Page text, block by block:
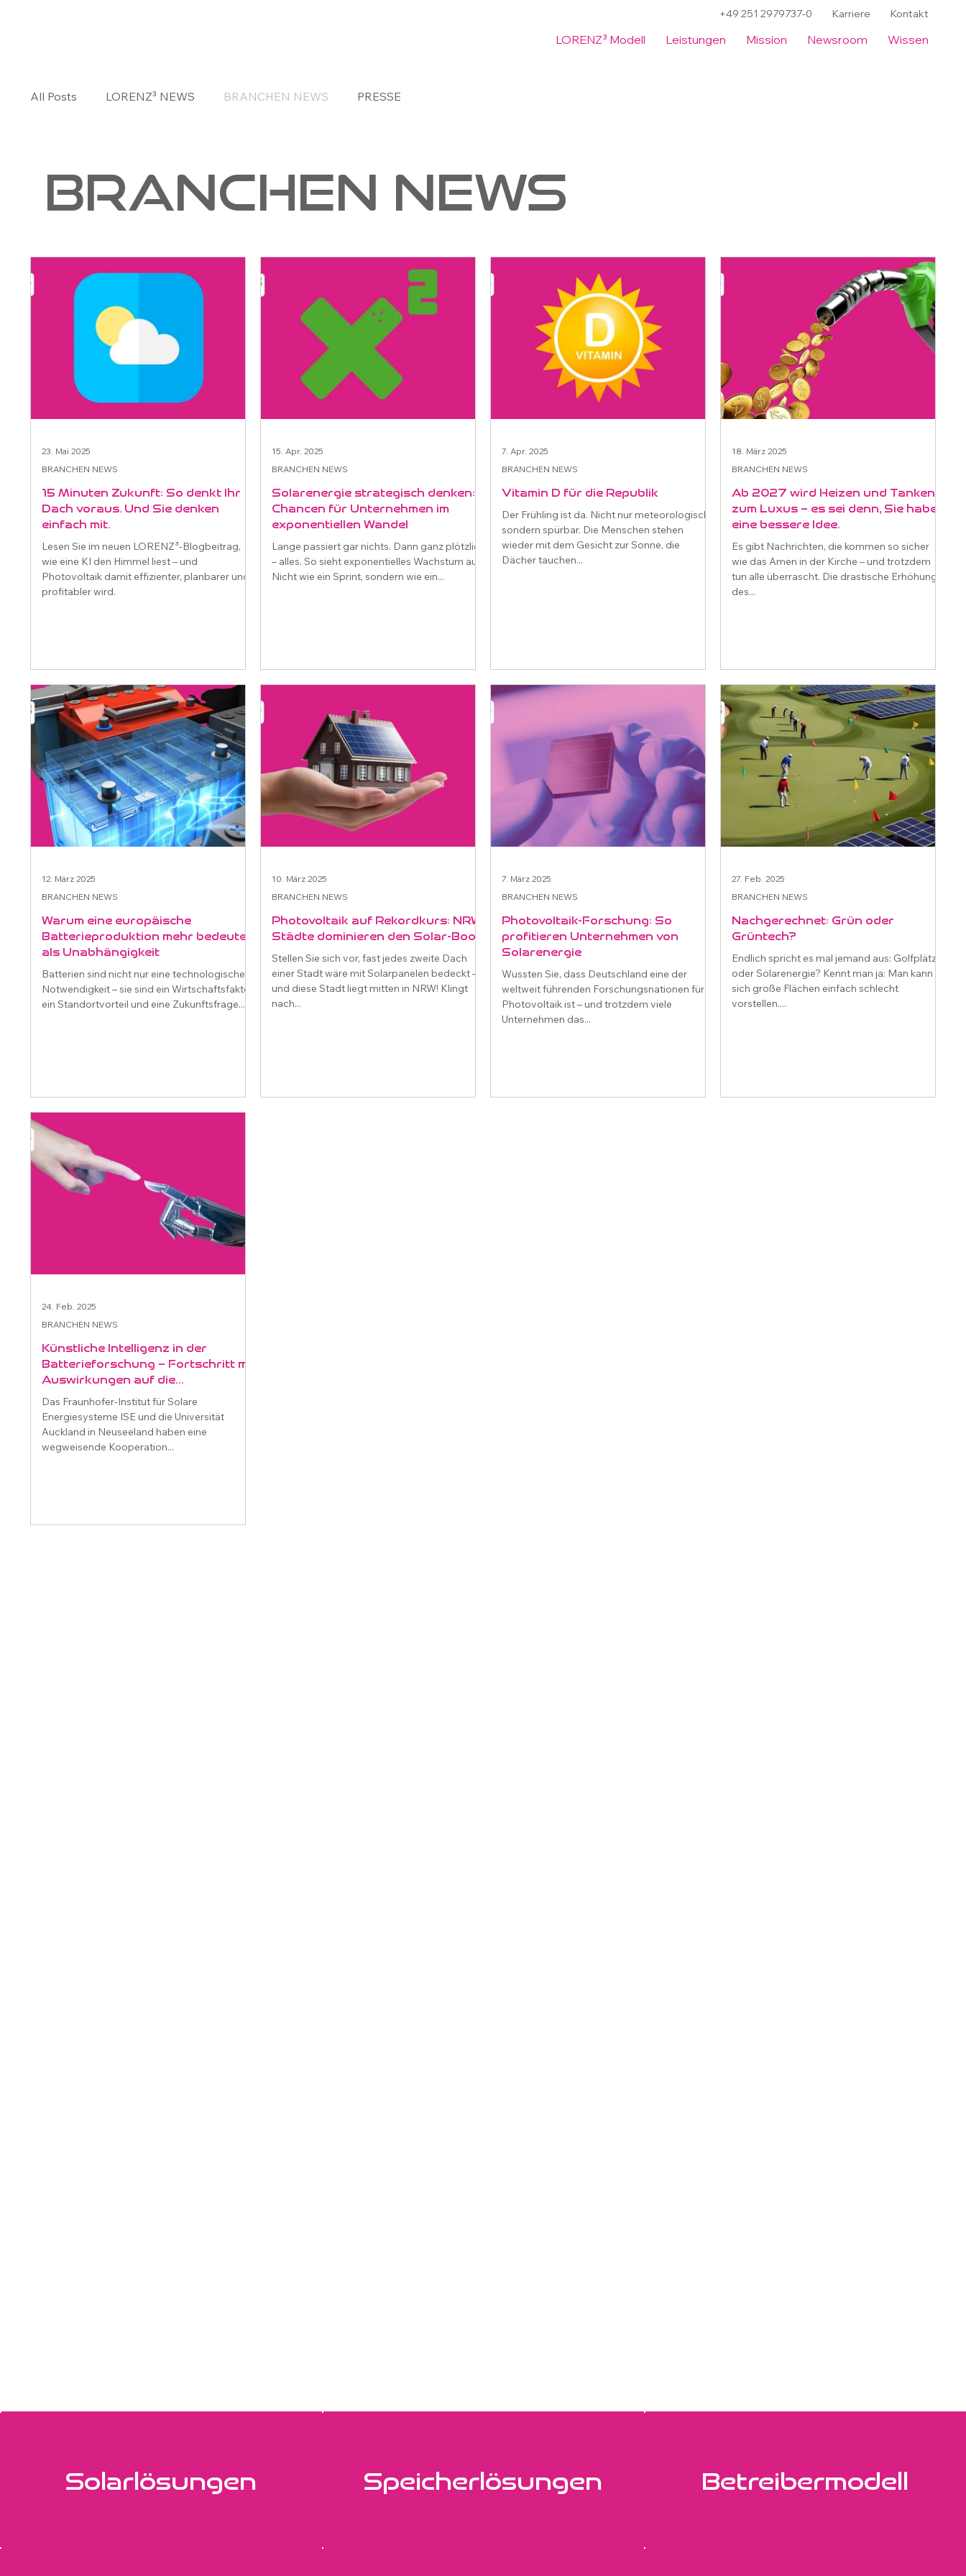
LORENZ³ Modell Leistungen Mission Newsroom Wissen
+49 251 2979737-0 Karriere Kontakt
Solarlösungen Speicherlösungen Betreibermodell
All Posts LORENZ³ NEWS BRANCHEN NEWS PRESSE
BRANCHEN NEWS
15 Minuten Zukunft: So denkt Ihr
Dach voraus. Und Sie denken
einfach mit.
Lesen Sie im neuen LORENZ³-Blogbeitrag,
wie eine KI den Himmel liest – und
Photovoltaik damit effizienter, planbarer und
profitabler wird.
BRANCHEN NEWS
23. Mai 2025
Solarenergie strategisch denken:
Chancen für Unternehmen im
exponentiellen Wandel
Lange passiert gar nichts. Dann ganz plötzlich
– alles. So sieht exponentielles Wachstum aus.
Nicht wie ein Sprint, sondern wie ein...
BRANCHEN NEWS
15. Apr. 2025
Vitamin D für die Republik
Der Frühling ist da. Nicht nur meteorologisch,
sondern spürbar. Die Menschen stehen
wieder mit dem Gesicht zur Sonne, die
Dächer tauchen...
BRANCHEN NEWS
7. Apr. 2025
Ab 2027 wird Heizen und Tanken
zum Luxus – es sei denn, Sie haben
eine bessere Idee.
Es gibt Nachrichten, die kommen so sicher
wie das Amen in der Kirche – und trotzdem
tun alle überrascht. Die drastische Erhöhung
des...
BRANCHEN NEWS
18. März 2025
Warum eine europäische
Batterieproduktion mehr bedeutet
als Unabhängigkeit
Batterien sind nicht nur eine technologische
Notwendigkeit – sie sind ein Wirtschaftsfaktor,
ein Standortvorteil und eine Zukunftsfrage...
BRANCHEN NEWS
12. März 2025
Photovoltaik auf Rekordkurs: NRW-
Städte dominieren den Solar-Boom
Stellen Sie sich vor, fast jedes zweite Dach
einer Stadt wäre mit Solarpanelen bedeckt –
und diese Stadt liegt mitten in NRW! Klingt
nach...
BRANCHEN NEWS
10. März 2025
Photovoltaik-Forschung: So
profitieren Unternehmen von
Solarenergie
Wussten Sie, dass Deutschland eine der
weltweit führenden Forschungsnationen für
Photovoltaik ist – und trotzdem viele
Unternehmen das...
BRANCHEN NEWS
7. März 2025
Nachgerechnet: Grün oder
Grüntech?
Endlich spricht es mal jemand aus: Golfplätze
oder Solarenergie? Kennt man ja: Man kann
sich große Flächen einfach schlecht
vorstellen....
BRANCHEN NEWS
27. Feb. 2025
Künstliche Intelligenz in der
Batterieforschung – Fortschritt mit
Auswirkungen auf die
Energiewende
Das Fraunhofer-Institut für Solare
Energiesysteme ISE und die Universität
Auckland in Neuseeland haben eine
wegweisende Kooperation...
BRANCHEN NEWS
24. Feb. 2025